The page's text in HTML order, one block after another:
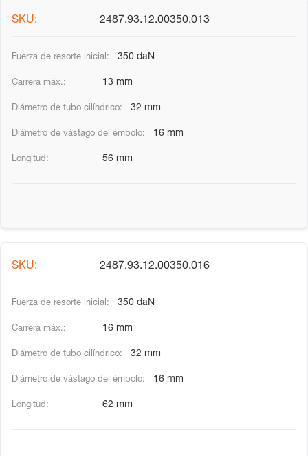
2487.93.12.00350.013
350 daN
13 mm
32 mm
16 mm
56 mm
2487.93.12.00350.016
350 daN
16 mm
32 mm
16 mm
62 mm